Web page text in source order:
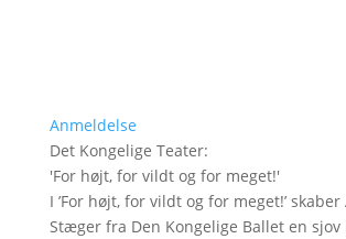
Anmeldelse
Det Kongelige Teater:
'For højt, for vildt og for meget!'
I ’For højt, for vildt og for meget!’
Stæger fra Den Kongelige Ballet en